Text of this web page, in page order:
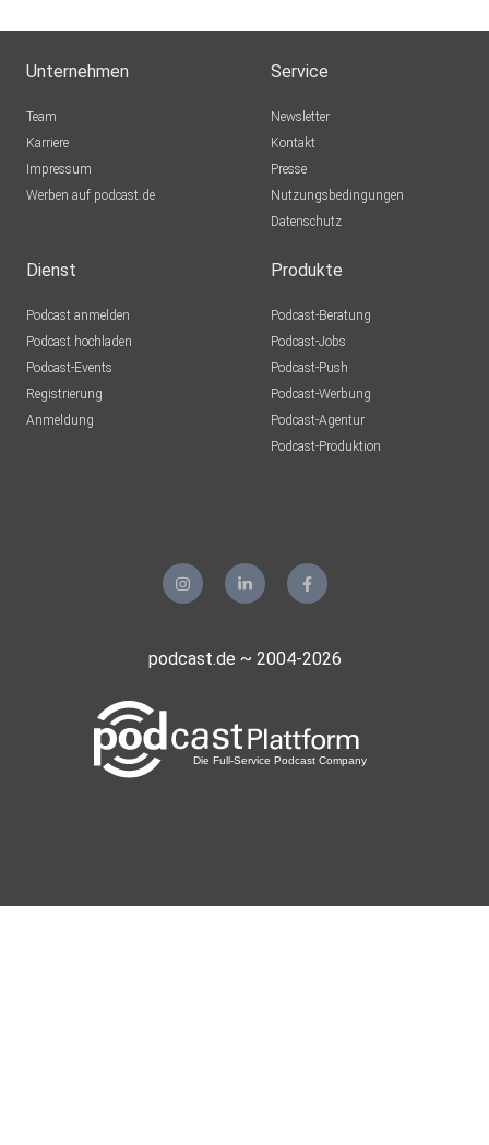
Unternehmen
Team
Karriere
Impressum
Werben auf podcast.de
Service
Newsletter
Kontakt
Presse
Nutzungsbedingungen
Datenschutz
Dienst
Podcast anmelden
Podcast hochladen
Podcast-Events
Registrierung
Anmeldung
Produkte
Podcast-Beratung
Podcast-Jobs
Podcast-Push
Podcast-Werbung
Podcast-Agentur
Podcast-Produktion
podcast.de ~ 2004-2026